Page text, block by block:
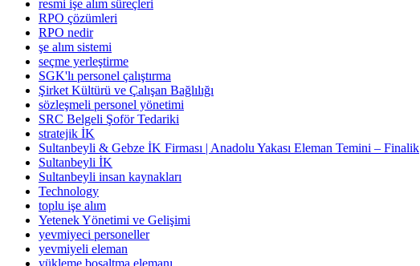
resmi işe alım süreçleri
RPO çözümleri
RPO nedir
şe alım sistemi
seçme yerleştirme
SGK'lı personel çalıştırma
Şirket Kültürü ve Çalışan Bağlılığı
sözleşmeli personel yönetimi
SRC Belgeli Şoför Tedariki
stratejik İK
Sultanbeyli & Gebze İK Firması | Anadolu Yakası Eleman Temini – Finalik
Sultanbeyli İK
Sultanbeyli insan kaynakları
Technology
toplu işe alım
Yetenek Yönetimi ve Gelişimi
yevmiyeci personeller
yevmiyeli eleman
yükleme boşaltma elemanı